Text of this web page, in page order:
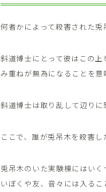
何者かによって殺害された兎
斜道博士にとって彼はこの
み重ねが無為になることを意
斜道博士は取り乱して辺りに
ここで、誰が兎吊木を殺害し
兎吊木のいた実験棟にはい
いぼくや友、音々には入るこ